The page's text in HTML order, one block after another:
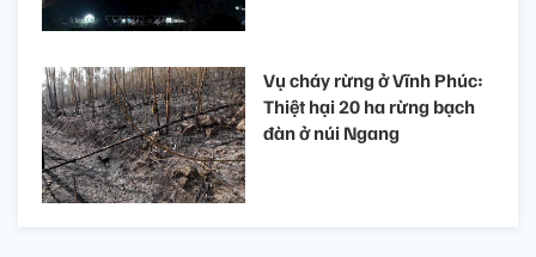
Vụ cháy rừng ở Vĩnh Phúc:
Thiệt hại 20 ha rừng bạch
đàn ở núi Ngang